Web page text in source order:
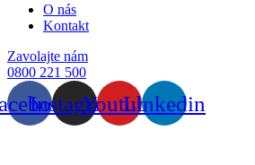
O nás
Kontakt
Zavolajte nám
0800 221 500
InstagramYoutubeLinkedin